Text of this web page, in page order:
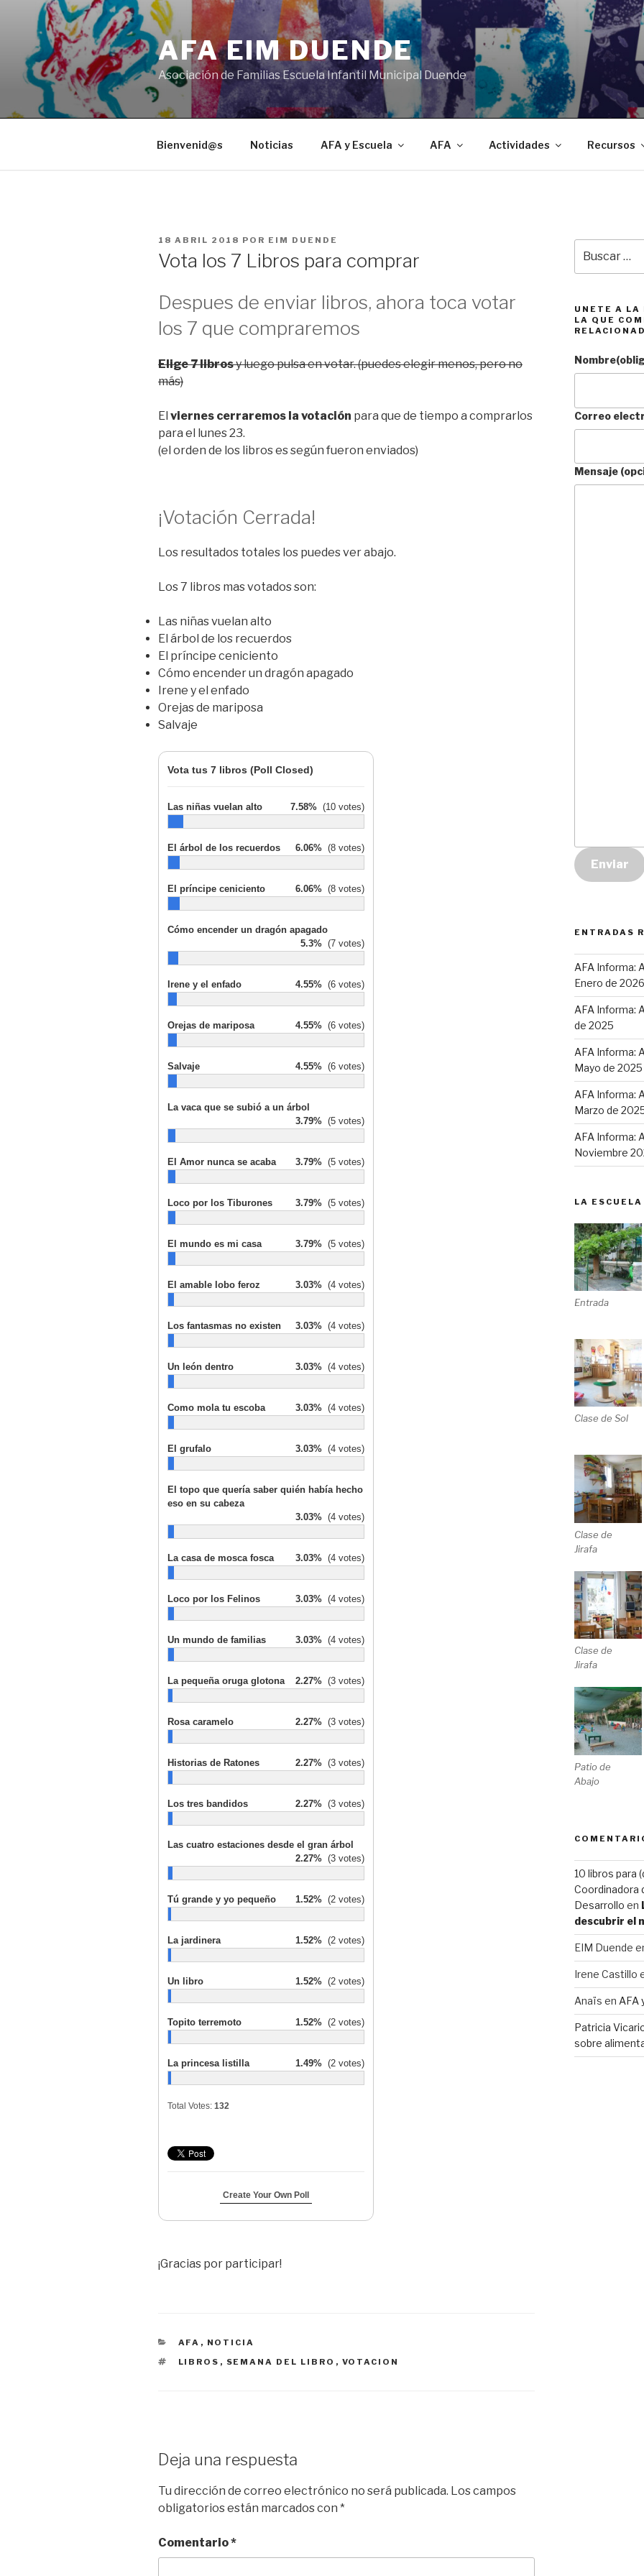
contenido
AFA EIM DUENDE
Asociación de Familias Escuela Infantil Municipal Duende
Bienvenid@s Noticias AFA y Escuela AFA Actividades Recursos
PUBLICADO
18 ABRIL 2018 POR EIM DUENDE
Vota los 7 Libros para comprar
Despues de enviar libros, ahora toca votar
los 7 que compraremos
Elige 7 librosy luego pulsa en votar. (puedes elegir menos, pero no
más)
El viernes cerraremos la votación para que de tiempo a comprarlos
para el lunes 23.
(el orden de los libros es según fueron enviados)
¡Votación Cerrada!
Los resultados totales los puedes ver abajo.
Los 7 libros mas votados son:
Las niñas vuelan alto
El árbol de los recuerdos
El príncipe ceniciento
Cómo encender un dragón apagado
Irene y el enfado
Orejas de mariposa
Salvaje
Vota tus 7 libros (Poll Closed)
Las niñas vuelan alto 7.58% (10 votes)
El árbol de los recuerdos 6.06% (8 votes)
El príncipe ceniciento 6.06% (8 votes)
Cómo encender un dragón apagado
5.3% (7 votes)
Irene y el enfado 4.55% (6 votes)
Orejas de mariposa 4.55% (6 votes)
Salvaje 4.55% (6 votes)
La vaca que se subió a un árbol
3.79% (5 votes)
El Amor nunca se acaba 3.79% (5 votes)
Loco por los Tiburones 3.79% (5 votes)
El mundo es mi casa 3.79% (5 votes)
El amable lobo feroz 3.03% (4 votes)
Los fantasmas no existen 3.03% (4 votes)
Un león dentro 3.03% (4 votes)
Como mola tu escoba 3.03% (4 votes)
El grufalo 3.03% (4 votes)
El topo que quería saber quién había hecho
eso en su cabeza
3.03% (4 votes)
La casa de mosca fosca 3.03% (4 votes)
Loco por los Felinos 3.03% (4 votes)
Un mundo de familias 3.03% (4 votes)
La pequeña oruga glotona 2.27% (3 votes)
Rosa caramelo 2.27% (3 votes)
Historias de Ratones 2.27% (3 votes)
Los tres bandidos 2.27% (3 votes)
Las cuatro estaciones desde el gran árbol
2.27% (3 votes)
Tú grande y yo pequeño 1.52% (2 votes)
La jardinera 1.52% (2 votes)
Un libro 1.52% (2 votes)
Topito terremoto 1.52% (2 votes)
La princesa listilla 1.49% (2 votes)
Total Votes: 132
Create Your Own Poll
¡Gracias por participar!
CATEGORÍAS
AFA , NOTICIA
ETIQUETAS
LIBROS , SEMANA DEL LIBRO , VOTACION
Deja una respuesta
Tu dirección de correo electrónico no será publicada. Los campos
obligatorios están marcados con *
Comentario*
por:
UNETE A LA
LA QUE
Nombre
Correo
Mensaje
Enviar
ENTRADAS
AFA Informa:
Enero de 2026
AFA Informa:
de 2025
AFA Informa:
Mayo de 2025
AFA Informa:
Marzo de
AFA Informa:
Noviembre
LA ESCUELA
Entrada
Clase de Sol
Clase de
Jirafa
Clase de
Jirafa
Patio de
Abajo
10 libros para
Coordinadora
Desarrollo en
descubrir el
EIM Duende
Irene Castillo
Anaïs en AFA
Patricia
sobre